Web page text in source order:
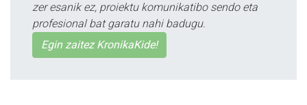
zer esanik ez, proiektu komunikatibo sendo eta
profesional bat garatu nahi badugu.
Egin zaitez KronikaKide!